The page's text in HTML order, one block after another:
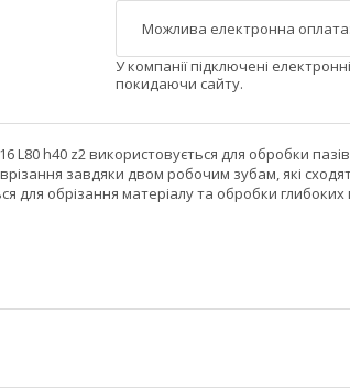
У компанії підключені
покидаючи сайту.
L80 h40 z2 використовується для обробки
завдяки двом робочим зубам, які
для обрізання матеріалу та обробки глибоких